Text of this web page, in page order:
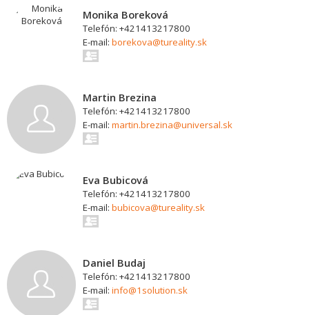
Monika Boreková
Telefón: +421413217800
E-mail: borekova@tureality.sk
Martin Brezina
Telefón: +421413217800
E-mail: martin.brezina@universal.sk
Eva Bubicová
Telefón: +421413217800
E-mail: bubicova@tureality.sk
Daniel Budaj
Telefón: +421413217800
E-mail: info@1solution.sk